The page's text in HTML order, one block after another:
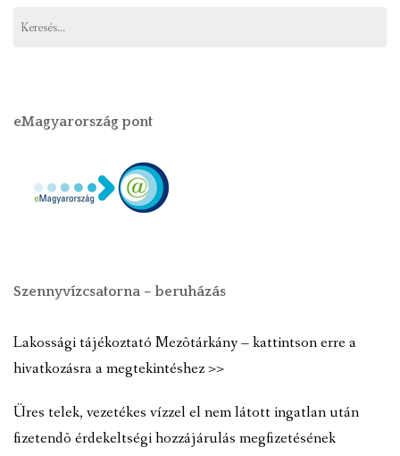
eMagyarország pont
Szennyvízcsatorna – beruházás
Lakossági tájékoztató Mezõtárkány – kattintson erre a
hivatkozásra a megtekintéshez >>
Üres telek, vezetékes vízzel el nem látott ingatlan után
fizetendõ érdekeltségi hozzájárulás megfizetésének